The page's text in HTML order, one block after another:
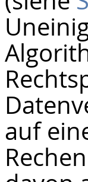
auf